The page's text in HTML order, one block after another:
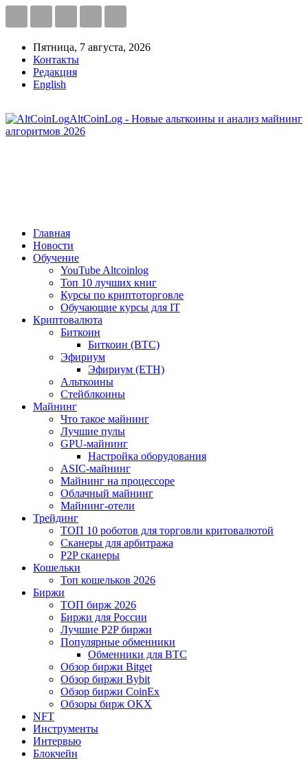
Пятница, 7 августа, 2026
Контакты
Редакция
English
AltCoinLog - Новые альткоины и анализ майнинг
алгоритмов 2026
Главная
Новости
Обучение
YouTube Altcoinlog
Топ 10 лучших книг
Курсы по криптоторговле
Обучающие курсы для IT
Криптовалюта
Биткоин
Биткоин (BTC)
Эфириум
Эфириум (ETH)
Альткоины
Стейблкоины
Майнинг
Что такое майнинг
Лучшие пулы
GPU-майнинг
Настройка оборудования
ASIC-майнинг
Майнинг на процессоре
Облачный майнинг
Майнинг-отели
Трейдинг
ТОП 10 роботов для торговли критовалютой
Сканеры для арбитража
P2P сканеры
Кошельки
Топ кошельков 2026
Биржи
ТОП бирж 2026
Биржи для России
Лучшие P2P биржи
Популярные обменники
Обменники для BTC
Обзор биржи Bitget
Обзор биржи Bybit
Обзор биржи CoinEx
Обзоры бирж OKX
NFT
Инструменты
Интервью
Блокчейн